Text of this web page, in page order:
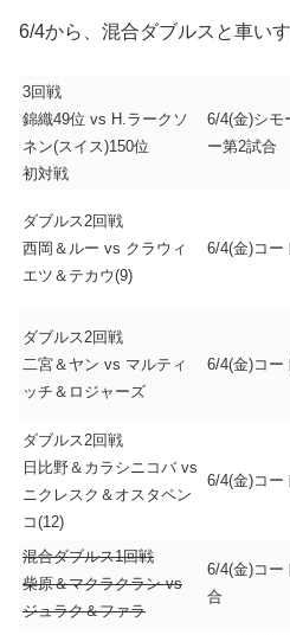
6/4から、混合ダブルスと車い
3回戦
錦織49位 vs H.ラークソ
ネン(スイス)150位
初対戦
6/4(金)シモ
ー第2試合
ダブルス2回戦
西岡＆ルー vs クラウィ
エツ＆テカウ(9)
6/4(金)コー
ダブルス2回戦
二宮＆ヤン vs マルティ
ッチ＆ロジャーズ
6/4(金)コー
ダブルス2回戦
日比野＆カラシニコバ vs
ニクレスク＆オスタペン
コ(12)
6/4(金)コー
混合ダブルス1回戦
柴原＆マクラクラン vs
ジュラク＆ファラ
6/4(金)コー
合